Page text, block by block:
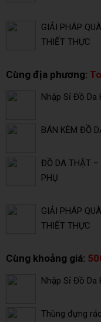
GIẢI PHÁP
THIẾT THỰC
Cùng địa phương:
Nhập Sỉ Đồ Da
BÁN KÈM ĐỒ
ĐỒ DA THẬT –
PHỤ
GIẢI PHÁP
THIẾT THỰC
Cùng khoảng giá:
Nhập Sỉ Đồ Da
Thùng đựng